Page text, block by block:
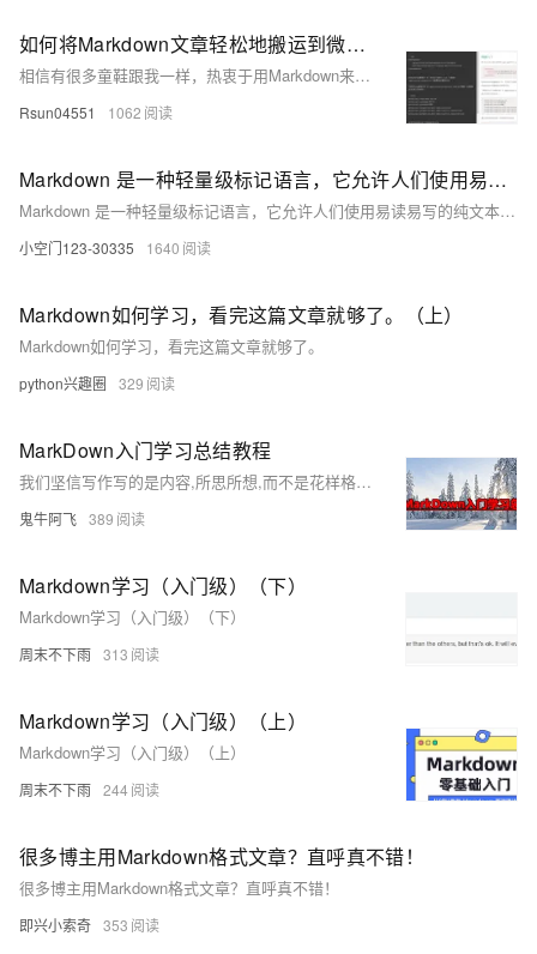
如何将Markdown文章轻松地搬运到微信公众号并完美地呈现代码内容
相信有很多童鞋跟我一样，热衷于用Markdown来编写文章。由于其简单的语法和清晰的渲染效果，受到广大码农朋友们的推崇。但是，当我们想维护起自己的公众号时，公众号编辑器往往让我们费劲了脑汁。本人尝试了各种工具，比如：秀米一些在线提供多种不同样式的编辑器。虽然这些编辑器都能够完成编辑任务，但是效果并不理想。与我们所追求的简洁、清晰风格总是格格不入，尤其是对于代码的展示非常的不友好。所以，这里给大家推荐一个本站的在线工具，可以帮助大家快速地把Markdown文章转换成微信公众号支持的漂亮格式。
Rsun04551 1062
Markdown 是一种轻量级标记语言，它允许人们使用易读易写的纯文本格式编写文档，然后转换成格式丰富的 HTML 内容。Markdown 的语法简洁明了、学习容易，而且功能比纯文本更强。
Markdown 是一种轻量级标记语言，它允许人们使用易读易写的纯文本格式编写文档，然后转换成格式丰富的 HTML 内容。Markdown 的语法简洁明了、学习容易，而且功能比纯文本更强。
小空门123-30335 1640
Markdown如何学习，看完这篇文章就够了。（上）
Markdown如何学习，看完这篇文章就够了。
python兴趣圈 329
MarkDown入门学习总结教程
我们坚信写作写的是内容,所思所想,而不是花样格式.
鬼牛阿飞 389
Markdown学习（入门级）（下）
Markdown学习（入门级）（下）
周末不下雨 313
Markdown学习（入门级）（上）
Markdown学习（入门级）（上）
周末不下雨 244
很多博主用Markdown格式文章？直呼真不错！
很多博主用Markdown格式文章？直呼真不错！
即兴小索奇 353